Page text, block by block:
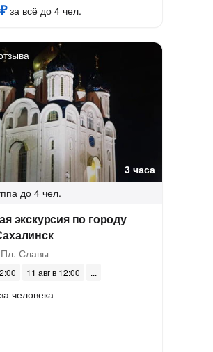
за всё до 4 чел.
3 часа
до 4 чел.
экскурсия по городу
Пл. Славы
11 авг в 12:00
человека